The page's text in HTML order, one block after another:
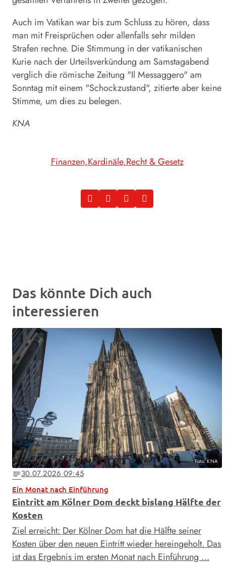
Auch im Vatikan war bis zum Schluss zu hören, dass
man mit Freisprüchen oder allenfalls sehr milden
Strafen rechne. Die Stimmung in der vatikanischen
Kurie nach der Urteilsverkündung am Samstagabend
verglich die römische Zeitung "Il Messaggero" am
Sonntag mit einem "Schockzustand", zitierte aber keine
Stimme, um dies zu belegen.
KNA
Finanzen Kardinäle Recht & Gesetz
Das könnte Dich auch
interessieren
Foto: KNA
notes30.07.2026 09:45
Ein Monat nach Einführung
Eintritt am Kölner Dom deckt bislang Hälfte der
Kosten
Ziel erreicht: Der Kölner Dom hat die Hälfte seiner
Kosten über den neuen Eintritt wieder hereingeholt. Das
ist das Ergebnis im ersten Monat nach Einführung …